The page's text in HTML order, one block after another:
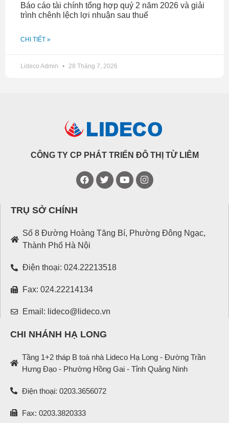
Báo cáo tài chính tổng hợp quý 2 năm 2026 và giải
trình chênh lệch lợi nhuận sau thuế
CHI TIẾT »
Lideco Admin 28 Tháng 7, 2026
CÔNG TY CP PHÁT TRIỂN ĐÔ THỊ TỪ LIÊM
TRỤ SỞ CHÍNH
Số 8 Đường Hoàng Tăng Bí, Phường Đông Ngạc,
Thành Phố Hà Nội
Điện thoại: 024.22213518
Fax: 024.22214134
Email: lideco@lideco.vn
CHI NHÁNH HẠ LONG
Tầng 1+2 tháp B toà nhà Lideco Hạ Long - Đường Trần
Hưng Đạo - Phường Hồng Gai - Tỉnh Quảng Ninh
Điện thoại: 0203.3656072
Fax: 0203.3820333